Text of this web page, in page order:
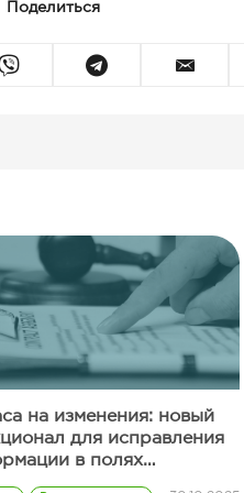
Поделиться
на изменения: новый
для исправления
в полях
предложения